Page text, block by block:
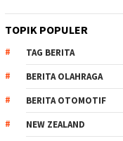
TOPIK POPULER
TAG BERITA
BERITA OLAHRAGA
BERITA OTOMOTIF
NEW ZEALAND